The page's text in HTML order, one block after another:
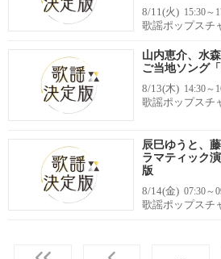
8/11(火) 15:30～
歌謡ポップスチ
山内恵介、水
ご当地ソング
8/13(木) 14:30～
歌謡ポップスチ
辰巳ゆうと、
ラマティック
版
8/14(金) 07:30～
歌謡ポップスチ